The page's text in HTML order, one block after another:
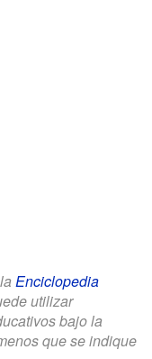
Enciclopedia
utilizar
bajo la
que se indique